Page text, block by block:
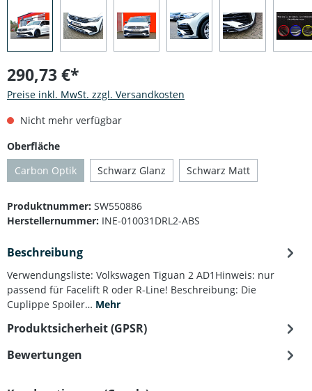
290,73 €*
Preise inkl. MwSt. zzgl. Versandkosten
Nicht mehr verfügbar
Oberflächeauswählen
Carbon Optik(Diese Option ist zurzeit nicht verfügbar.)
Schwarz Glanz Schwarz Matt
Produktnummer: SW550886
Herstellernummer: INE-010031DRL2-ABS
Beschreibung
Verwendungsliste: Volkswagen Tiguan 2 AD1Hinweis: nur
passend für Facelift R oder R-Line! Beschreibung: Die
Cuplippe Spoiler… Mehr
Produktsicherheit (GPSR)
Bewertungen